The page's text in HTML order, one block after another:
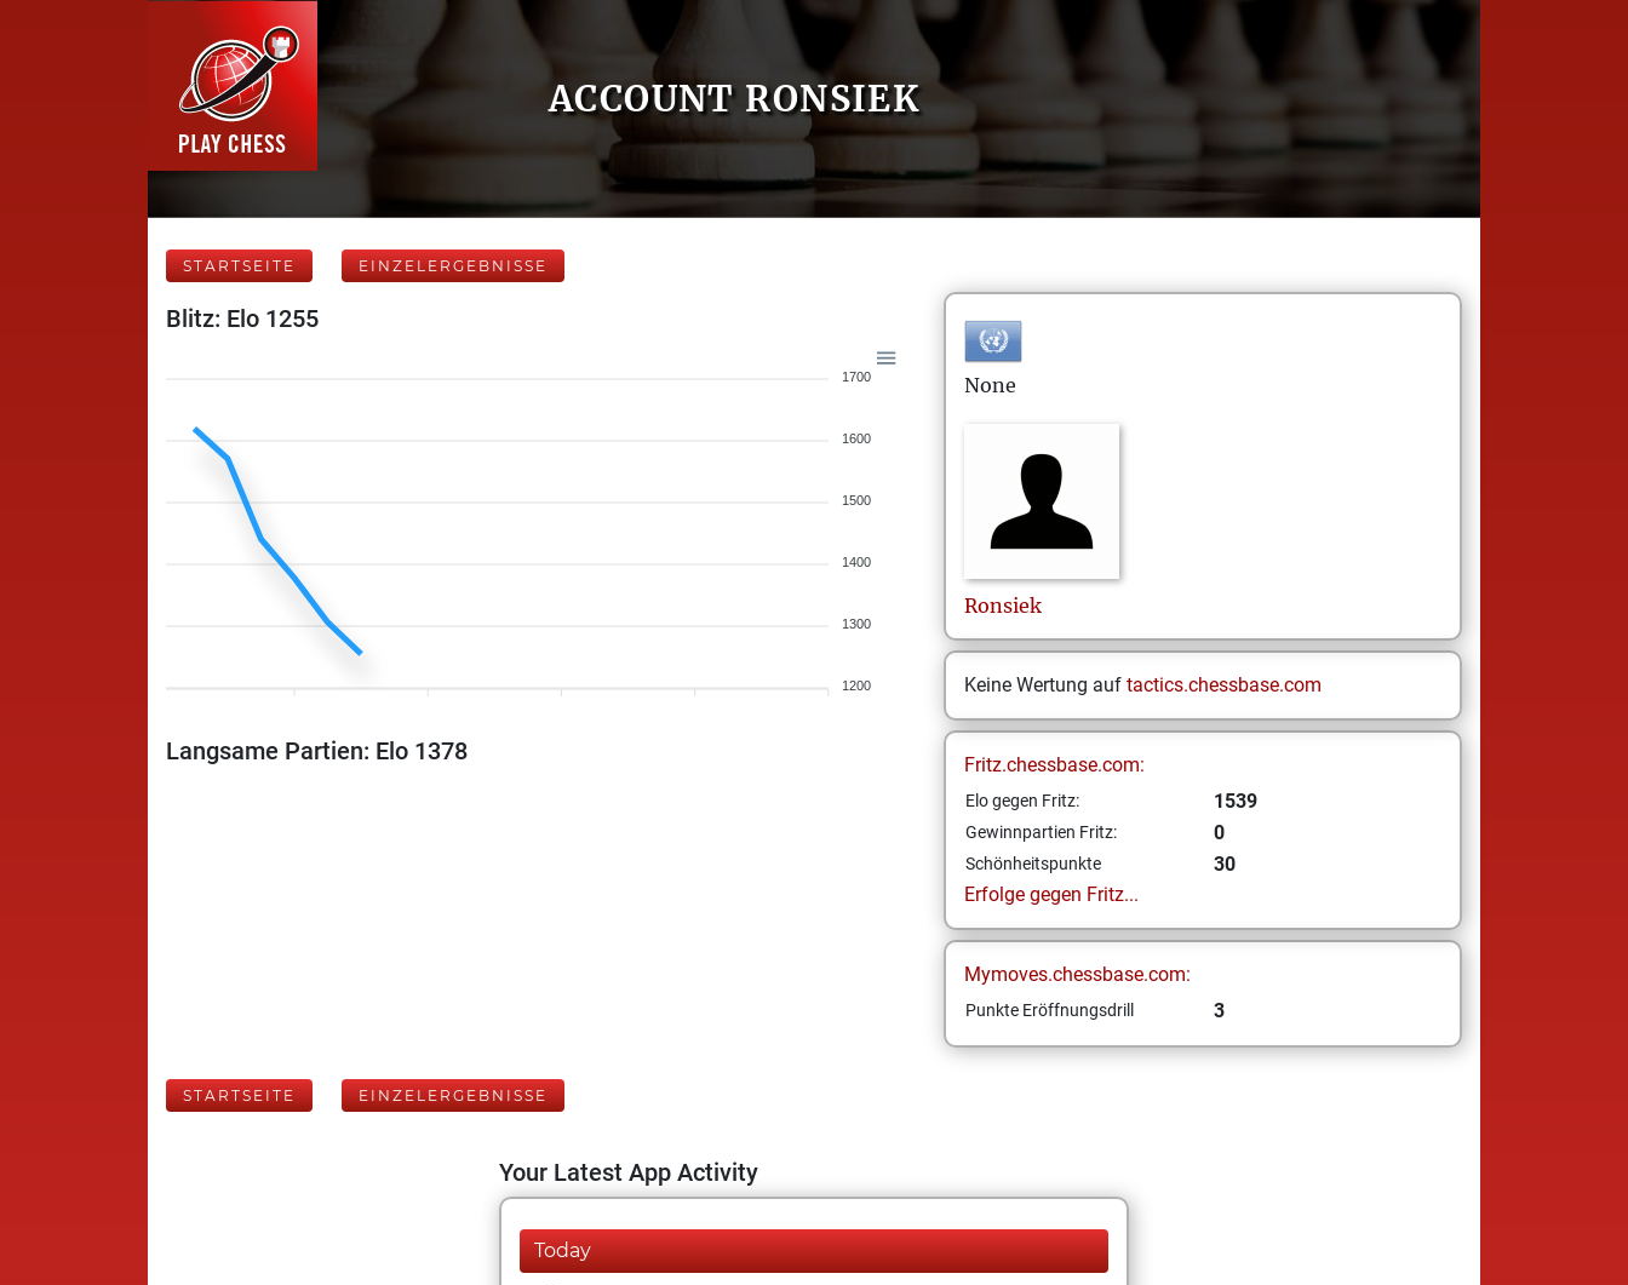
ACCOUNT RONSIEK
STARTSEITE EINZELERGEBNISSE
Blitz: Elo 1255
1700
1600
1500
1400
1300
1200
Langsame Partien: Elo 1378
None
Ronsiek
Keine Wertung auf tactics.chessbase.com
Fritz.chessbase.com:
Elo gegen Fritz: 1539
Gewinnpartien Fritz: 0
Schönheitspunkte
30
Erfolge gegen Fritz...
Mymoves.chessbase.com:
Punkte Eröffnungsdrill 3
STARTSEITE EINZELERGEBNISSE
Your Latest App Activity
Today